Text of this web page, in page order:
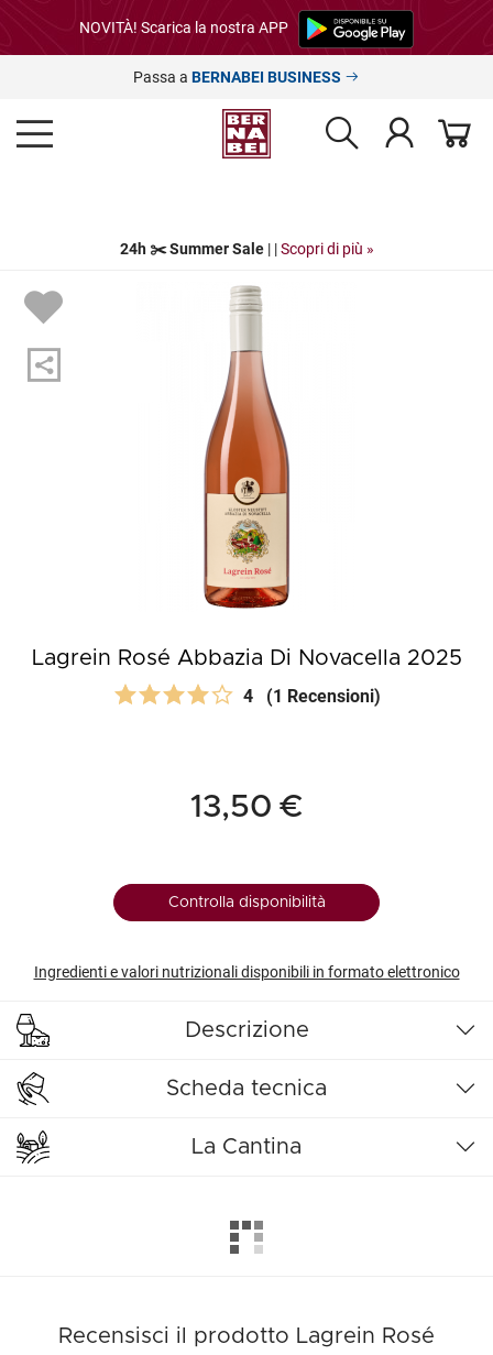
NOVITÀ! Scarica la nostra APP
Passa a BERNABEI BUSINESS
24h ✂️ Summer Sale| |Scopri di più »
Lagrein Rosé Abbazia Di Novacella 2025
4 (1 Recensioni)
13,50 €
Controlla disponibilità
Ingredienti e valori nutrizionali disponibili in formato elettronico
Descrizione
Scheda tecnica
La Cantina
Recensisci il prodotto Lagrein Rosé